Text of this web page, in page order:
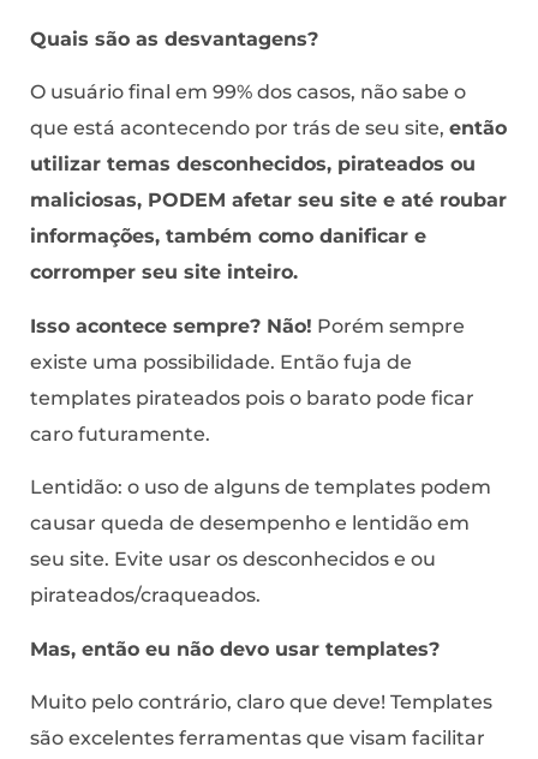
Quais são as desvantagens?
O usuário final em 99% dos casos, não sabe o
que está acontecendo por trás de seu site, então
utilizar temas desconhecidos, pirateados ou
maliciosas, PODEM afetar seu site e até roubar
informações, também como danificar e
corromper seu site inteiro.
Isso acontece sempre? Não! Porém sempre
existe uma possibilidade. Então fuja de
templates pirateados pois o barato pode ficar
caro futuramente.
Lentidão: o uso de alguns de templates podem
causar queda de desempenho e lentidão em
seu site. Evite usar os desconhecidos e ou
pirateados/craqueados.
Mas, então eu não devo usar templates?
Muito pelo contrário, claro que deve! Templates
são excelentes ferramentas que visam facilitar